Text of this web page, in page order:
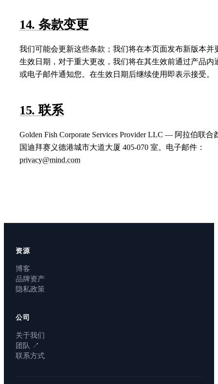
14. 条款变更
我们可能会更新这些条款；我们将在本页面发布新版本并
生效日期，对于重大更改，我们将在其生效前通过产品内
或电子邮件通知您。在生效日期后继续使用即表示接受。
15. 联系
Golden Fish Corporate Services Provider LLC — 阿拉伯联合
国迪拜赛义德港城市大道大厦 405-070 室。电子邮件：
privacy@mind.com
资源
博客
品牌资产
隐私政策
公司
关于我们
团队 ↗
联系方式